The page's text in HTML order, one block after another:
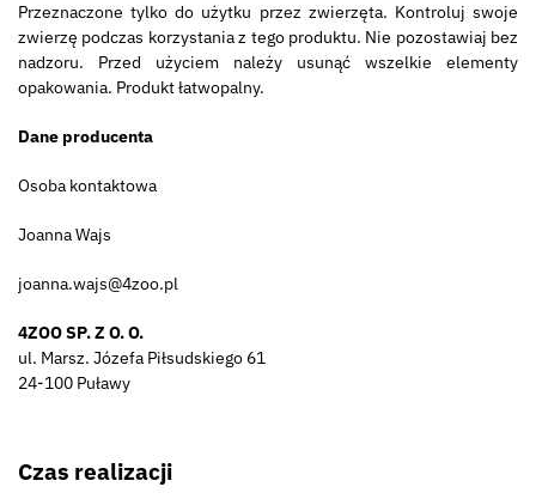
Przeznaczone tylko do użytku przez zwierzęta. Kontroluj swoje
zwierzę podczas korzystania z tego produktu. Nie pozostawiaj bez
nadzoru. Przed użyciem należy usunąć wszelkie elementy
opakowania. Produkt łatwopalny.
Dane producenta
Osoba kontaktowa
Joanna Wajs
joanna.wajs@4zoo.pl
4ZOO SP. Z O. O.
ul. Marsz. Józefa Piłsudskiego 61
24-100 Puławy
Czas realizacji